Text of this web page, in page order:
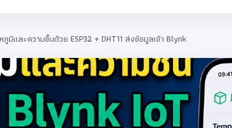
และความชื้นด้วย ESP32 + DHT11 ส่งข้อมูลเข้า Blynk